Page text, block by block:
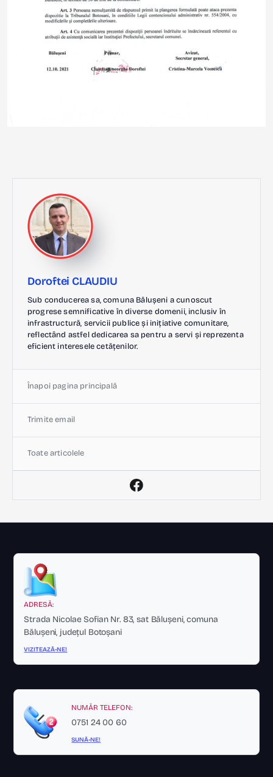
Doroftei CLAUDIU
Sub conducerea sa, comuna Bălușeni a cunoscut
progrese semnificative în diverse domenii, inclusiv în
infrastructură, servicii publice și inițiative comunitare,
reflectând astfel dedicarea sa pentru a servi și reprezenta
eficient interesele cetățenilor.
Înapoi pagina principală
Trimite email
Toate articolele
ADRESĂ:
Strada Nicolae Sofian Nr. 83, sat Bălușeni, comuna
Bălușeni, județul Botoșani
VIZITEAZĂ-NE!
NUMĂR TELEFON:
0751 24 00 60
SUNĂ-NE!